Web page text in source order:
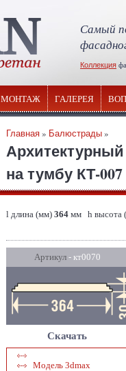
Самый
Коллекция
МОНТАЖ ГАЛЕРЕЯ
Главная» Балюстрады»
на тумбу КТ-007
l длина (мм) 364 мм h высота
Артикул- кт0070
Скачать
Модель 3dmax